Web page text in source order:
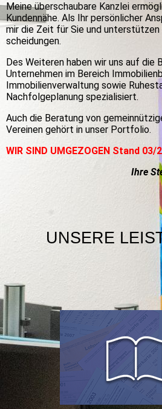
Meine überschaubare Kanzlei
Kunden­nähe. Als Ihr per­sön­licher
mir die Zeit für Sie und
schei­dungen.
Des Weiteren haben wir uns auf die
Unternehmen im Bereich
Immobilienverwaltung sowie
Nachfolgeplanung spezialisiert.
Auch die Beratung von
Vereinen gehört in unser Portfolio.
WIR SIND UMGEZOGEN Stand 03/
Ihre
UNSERE